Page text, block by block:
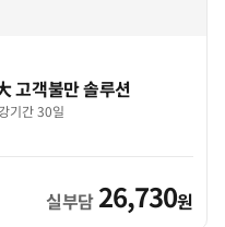
고객불만 솔루션
기간 30일
실부담 26,730원